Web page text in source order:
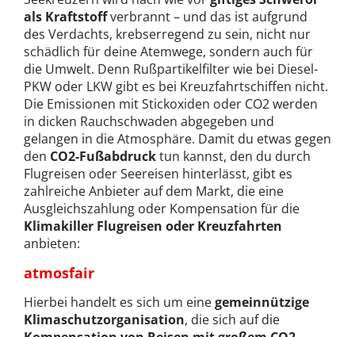
als Kraftstoffverbrannt – und das ist aufgrund
des Verdachts, krebserregend zu sein, nicht nur
schädlich für deine Atemwege, sondern auch für
die Umwelt. Denn Rußpartikelfilter wie bei Diesel-
PKW oder LKW gibt es bei Kreuzfahrtschiffen nicht.
Die Emissionen mit Stickoxiden oder CO2 werden
in dicken Rauchschwaden abgegeben und
gelangen in die Atmosphäre. Damit du etwas gegen
den CO2-Fußabdrucktun kannst, den du durch
Flugreisen oder Seereisen hinterlässt, gibt es
zahlreiche Anbieter auf dem Markt, die eine
Ausgleichszahlung oder Kompensation für die
Klimakiller Flugreisen oder Kreuzfahrten
anbieten:
atmosfair
Hierbei handelt es sich um einegemeinnützige
Klimaschutzorganisation, die sich auf die